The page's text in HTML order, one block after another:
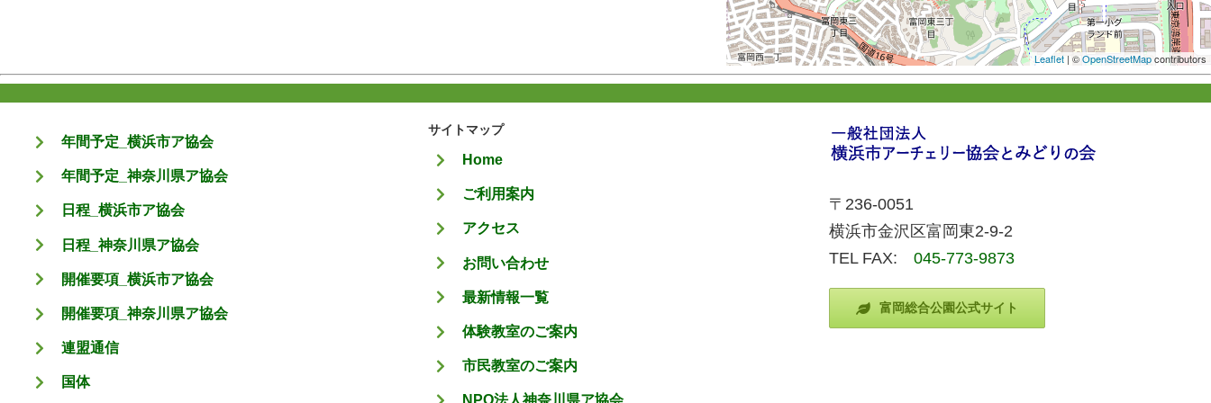
Leaflet | ©OpenStreetMapcontributors
年間予定_横浜市ア協会
年間予定_神奈川県ア協会
日程_横浜市ア協会
日程_神奈川県ア協会
開催要項_横浜市ア協会
開催要項_神奈川県ア協会
連盟通信
国体
サイトマップ
Home
ご利用案内
アクセス
お問い合わせ
最新情報一覧
体験教室のご案内
市民教室のご案内
〒236-0051
横浜市金沢区富岡東2-9-2
TEL FAX:045-773-9873
富岡総合公園公式サイト